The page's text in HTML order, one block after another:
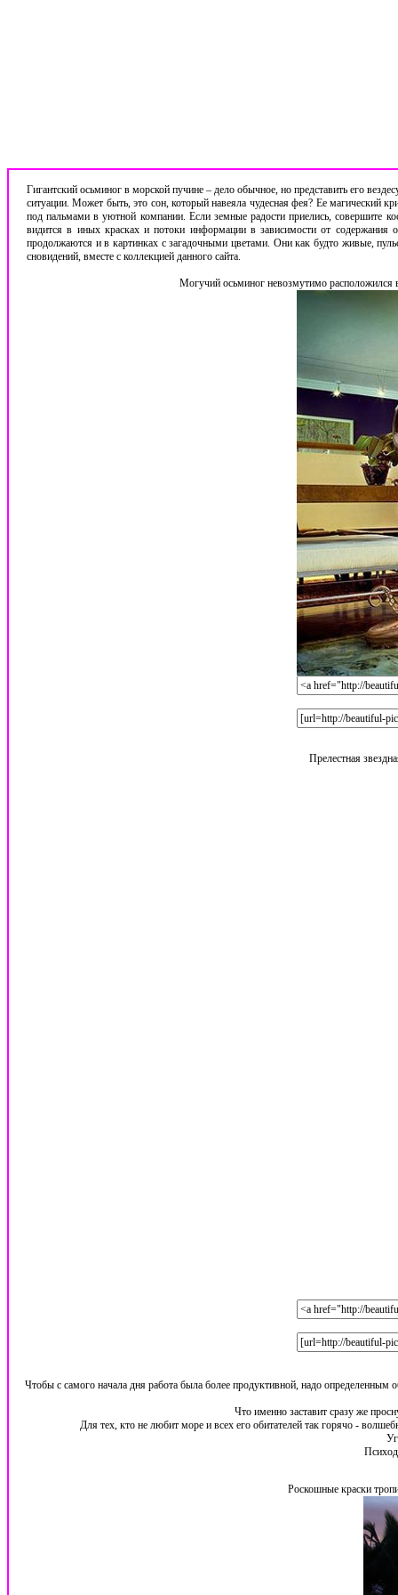
Гигантский осьминог в морской пучине – дело обычное, но представить его
ситуации. Может быть, это сон, который навеяла чудесная фея? Ее магический
под пальмами в уютной компании. Если земные радости приелись, совершите
видится в иных красках и потоки информации в зависимости от содержания
продолжаются и в картинках с загадочными цветами. Они как будто живые,
сновидений, вместе с коллекцией данного сайта.
Могучий осьминог невозмутимо расположился
Прелестная
Чтобы с самого начала дня работа была более продуктивной, надо
Что именно заставит сразу же
Для тех, кто не любит море и всех его обитателей так горячо -
Роскошные краски